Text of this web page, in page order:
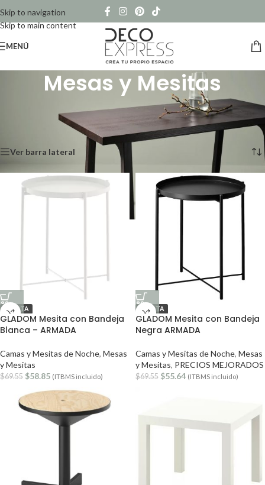
Skip to navigation
Skip to main content
MENÚ
Mesas y Mesitas
Mesas y Mesitas Mostrando los 12 resultados
Ver barra lateral
OFERTA
GLADOM Mesita con Bandeja
Blanca – ARMADA
Camas y Mesitas de Noche, Mesas
y Mesitas
$69.55 $58.85 (ITBMS incluido)
OFERTA
GLADOM Mesita con Bandeja
Negra ARMADA
Camas y Mesitas de Noche, Mesas
y Mesitas, PRECIOS MEJORADOS
$69.55 $55.64 (ITBMS incluido)